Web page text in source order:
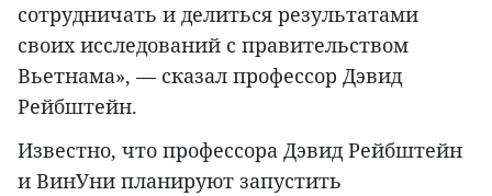
сотрудничать и делиться результатами
своих исследований с правительством
Вьетнама», — сказал профессор Дэвид
Рейбштейн.
Известно, что профессора Дэвид Рейбштейн
и ВинУни планируют запустить